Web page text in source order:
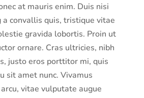
at mauris enim. Duis nisi
convallis quis, tristique vitae
gravida lobortis. Proin ut
ornare. Cras ultricies, nibh
justo eros porttitor mi, quis
sit amet nunc. Vivamus
vitae vulputate augue